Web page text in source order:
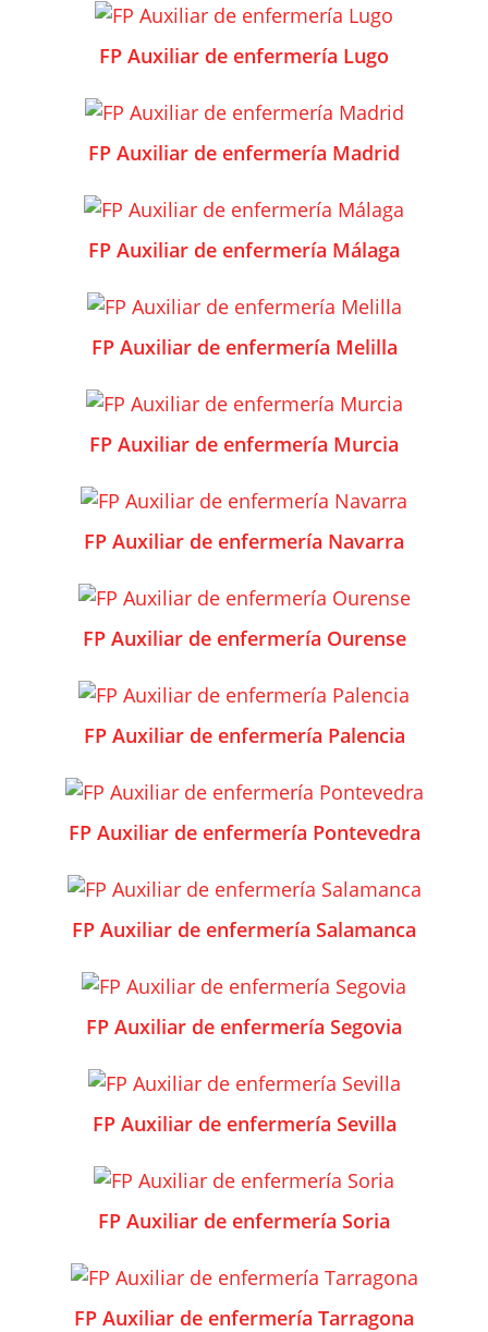
FP Auxiliar de enfermería Lugo
FP Auxiliar de enfermería Madrid
FP Auxiliar de enfermería Málaga
FP Auxiliar de enfermería Melilla
FP Auxiliar de enfermería Murcia
FP Auxiliar de enfermería Navarra
FP Auxiliar de enfermería Ourense
FP Auxiliar de enfermería Palencia
FP Auxiliar de enfermería Pontevedra
FP Auxiliar de enfermería Salamanca
FP Auxiliar de enfermería Segovia
FP Auxiliar de enfermería Sevilla
FP Auxiliar de enfermería Soria
FP Auxiliar de enfermería Tarragona